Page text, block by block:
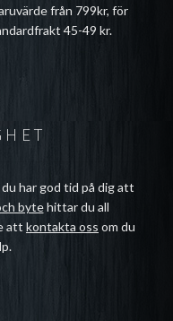
från 799kr, för
45-49 kr.
har god tid på dig att
bytehittar du all
att kontakta oss om du